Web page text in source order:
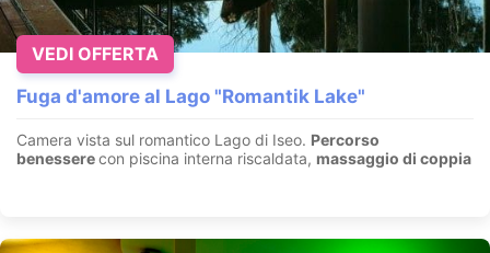
Fuga d'amore al Lago "Romantik Lake"
Camera vista sul romantico Lago di Iseo. Percorso
benesserecon piscina interna riscaldata, massaggio di coppia
VEDI OFFERTA